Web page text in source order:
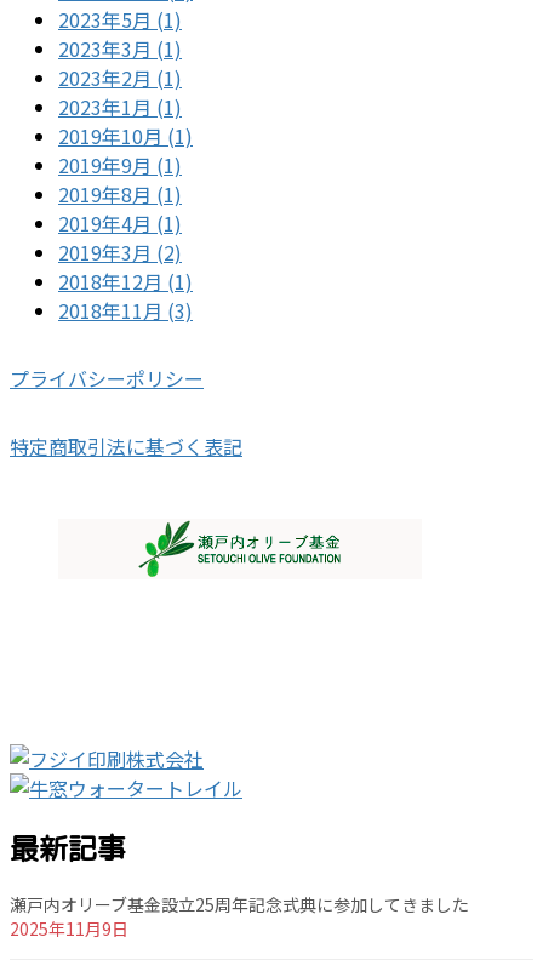
2023年5月 (1)
2023年3月 (1)
2023年2月 (1)
2023年1月 (1)
2019年10月 (1)
2019年9月 (1)
2019年8月 (1)
2019年4月 (1)
2019年3月 (2)
2018年12月 (1)
2018年11月 (3)
プライバシーポリシー
特定商取引法に基づく表記
最新記事
瀬戸内オリーブ基金設立25周年記念式典に参加してきました
2025年11月9日